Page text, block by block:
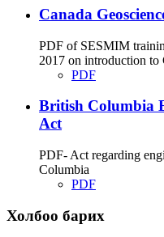
Canada
PDF of SESMIM
2017 on introduction to
PDF
British Columbia
Act
PDF- Act regarding
Columbia
PDF
Холбоо барих